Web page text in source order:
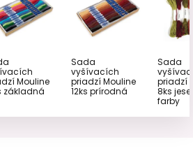
Mouline
základná
Sada
vyšívacích
priadzí Mouline
12ks prírodná
Sada
priadzí
8ks
farby